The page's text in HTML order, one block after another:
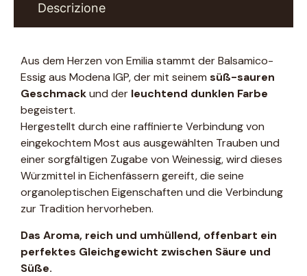
Descrizione
Aus dem Herzen von Emilia stammt der Balsamico-
Essig aus Modena IGP, der mit seinem süß-sauren
Geschmackund der leuchtend dunklen Farbe
begeistert.
Hergestellt durch eine raffinierte Verbindung von
eingekochtem Most aus ausgewählten Trauben und
einer sorgfältigen Zugabe von Weinessig, wird dieses
Würzmittel in Eichenfässern gereift, die seine
organoleptischen Eigenschaften und die Verbindung
zur Tradition hervorheben.
Das Aroma, reich und umhüllend, offenbart ein
perfektes Gleichgewicht zwischen Säure und
Süße.